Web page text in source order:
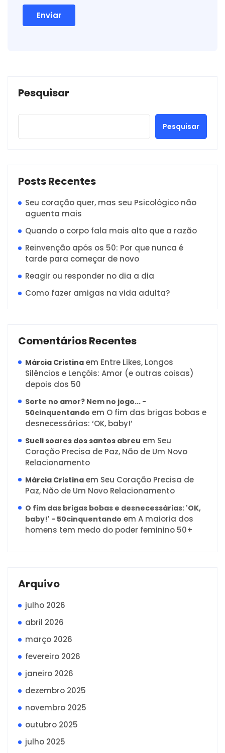
Pesquisar
Pesquisar
Posts Recentes
Seu coração quer, mas seu Psicológico não
aguenta mais
Quando o corpo fala mais alto que a razão
Reinvenção após os 50: Por que nunca é
tarde para começar de novo
Reagir ou responder no dia a dia
Como fazer amigas na vida adulta?
Comentários Recentes
Márcia Cristina em Entre Likes, Longos
Silêncios e Lençóis: Amor (e outras coisas)
depois dos 50
Sorte no amor? Nem no jogo... -
50cinquentando em O fim das brigas bobas e
desnecessárias: ‘OK, baby!’
Sueli soares dos santos abreu em Seu
Coração Precisa de Paz, Não de Um Novo
Relacionamento
Márcia Cristina em Seu Coração Precisa de
Paz, Não de Um Novo Relacionamento
O fim das brigas bobas e desnecessárias: 'OK,
baby!' - 50cinquentando em A maioria dos
homens tem medo do poder feminino 50+
Arquivo
julho 2026
abril 2026
março 2026
fevereiro 2026
janeiro 2026
dezembro 2025
novembro 2025
outubro 2025
julho 2025